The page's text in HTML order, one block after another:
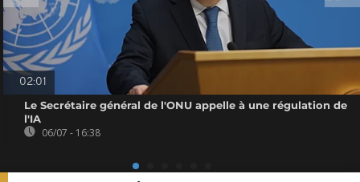
02:01
Le Secrétaire général de l'ONU appelle à une régulation de
l'IA
06/07 - 16:38